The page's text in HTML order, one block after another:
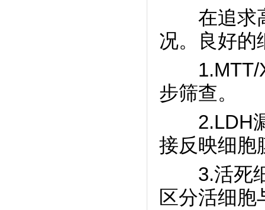
在追求高
况。良好的
1.MTT/
步筛查。
2.LDH漏
接反映细胞
3.活死细
区分活细胞